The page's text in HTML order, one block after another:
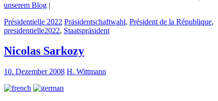
unserem Blog |
Présidentielle 2022 Präsidentschaftwahl, Président de la République,
presidentielle2022, Staatspräsident
Nicolas Sarkozy
10. Dezember 2008 H. Wittmann